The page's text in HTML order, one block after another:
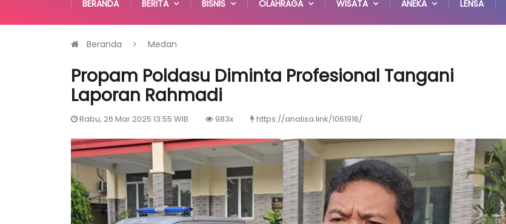
BERANDA BERITA BISNIS OLAHRAGA WISATA ANEKA LENSA
Beranda Medan
Propam Poldasu Diminta Profesional Tangani
Laporan Rahmadi
Rabu, 26 Mar 2025 13:55 WIB 983x https://analisa.link/1061916/